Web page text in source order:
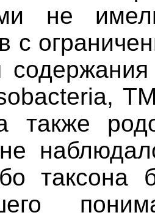
не
с
также
таксона